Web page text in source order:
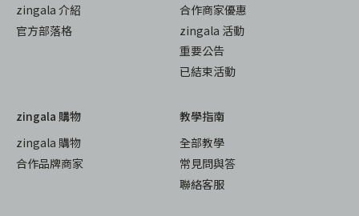
zingala 介紹
官方部落格
合作商家優惠
zingala 活動
重要公告
已結束活動
zingala 購物
zingala 購物
合作品牌商家
教學指南
全部教學
常見問與答
聯絡客服